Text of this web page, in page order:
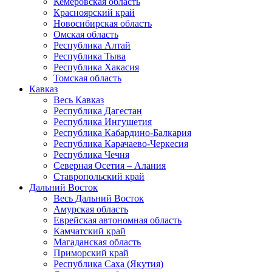
Красноярский край
Новосибирская область
Омская область
Республика Алтай
Республика Тыва
Республика Хакасия
Томская область
Кавказ
Весь Кавказ
Республика Дагестан
Республика Ингушетия
Республика Кабардино-Балкария
Республика Карачаево-Черкесия
Республика Чечня
Северная Осетия – Алания
Ставропольский край
Дальний Восток
Весь Дальний Восток
Амурская область
Еврейская автономная область
Камчатский край
Магаданская область
Приморский край
Республика Саха (Якутия)